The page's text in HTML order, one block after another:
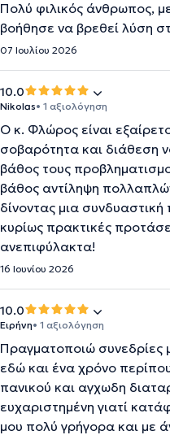
Πολύ φιλικός άνθρωπος,
βοήθησε να βρεθεί λύση
07 Ιουλίου 2026
10.0
Nikolas• 1 αξιολόγηση
Ο κ. Φλώρος είναι
σοβαρότητα και διάθεση
βάθος τους
βάθος αντίληψη
δίνοντας μια
κυρίως πρακτικές
ανεπιφύλακτα!
16 Ιουνίου 2026
10.0
Ειρήνη• 1 αξιολόγηση
Πραγματοποιώ συνεδρίες
εδώ και ένα χρόνο
πανικού και αγχωδη
ευχαριστημένη γιατί
μου πολύ γρήγορα και με